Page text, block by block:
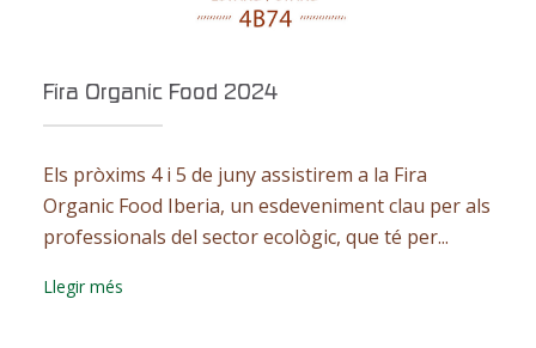
Fira Organic Food 2024
Els pròxims 4 i 5 de juny assistirem a la Fira
Organic Food Iberia, un esdeveniment clau per als
professionals del sector ecològic, que té per...
Llegir més